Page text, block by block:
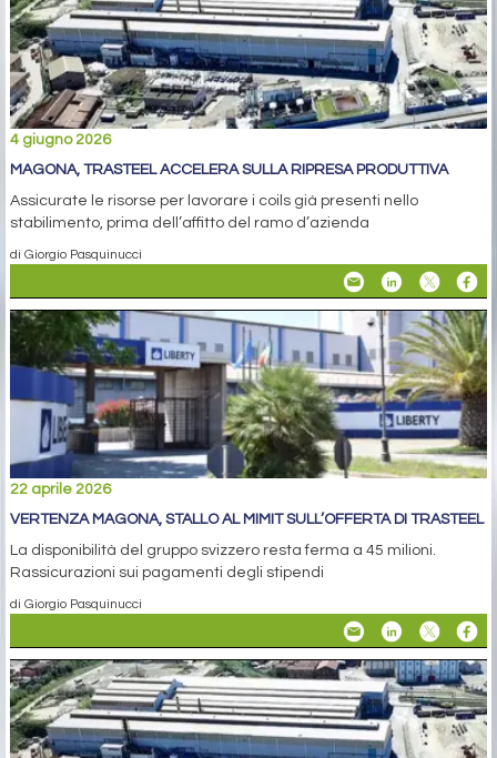
4 giugno 2026
MAGONA, TRASTEEL ACCELERA SULLA RIPRESA PRODUTTIVA
Assicurate le risorse per lavorare i coils già presenti nello
stabilimento, prima dell’affitto del ramo d’azienda
di Giorgio Pasquinucci
22 aprile 2026
VERTENZA MAGONA, STALLO AL MIMIT SULL’OFFERTA DI TRASTEEL
La disponibilità del gruppo svizzero resta ferma a 45 milioni.
Rassicurazioni sui pagamenti degli stipendi
di Giorgio Pasquinucci